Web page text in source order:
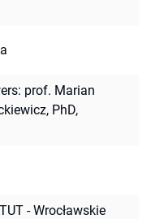
prof. Marian
PhD,
- Wrocławskie